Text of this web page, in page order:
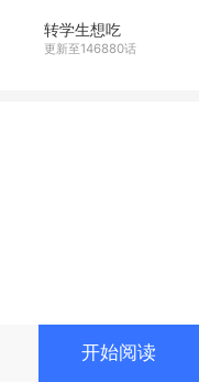
转学生想吃
更新至146880话
开始阅读